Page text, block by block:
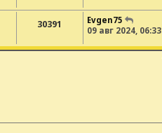
30391
Evgen75
09 авг 2024, 06:33